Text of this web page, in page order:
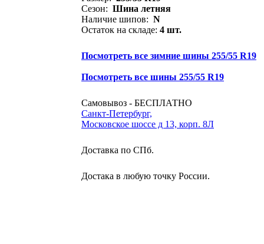
Сезон: Шина летняя
Наличие шипов: N
Остаток на складе: 4 шт.
Посмотреть все зимние шины 255/55 R19
Посмотреть все шины 255/55 R19
Самовывоз - БЕСПЛАТНО
Санкт-Петербург,
Московское шоссе д 13, корп. 8Л
Доставка по СПб.
Достака в любую точку России.